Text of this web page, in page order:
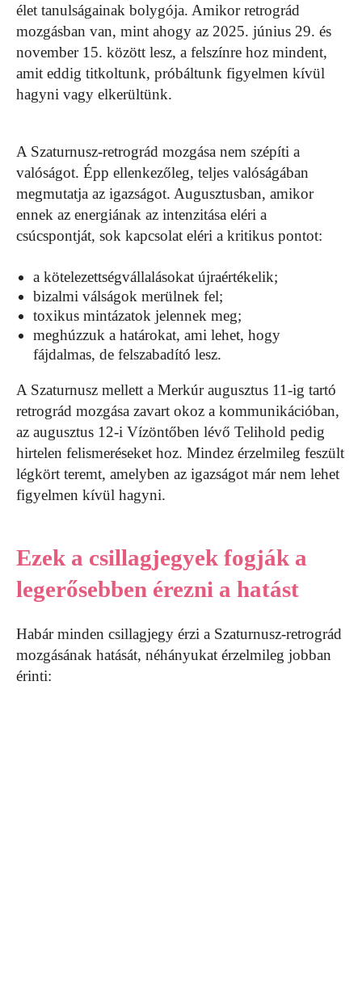
élet tanulságainak bolygója. Amikor retrográd
mozgásban van, mint ahogy az 2025. június 29. és
november 15. között lesz, a felszínre hoz mindent,
amit eddig titkoltunk, próbáltunk figyelmen kívül
hagyni vagy elkerültünk.
A Szaturnusz-retrográd mozgása nem szépíti a
valóságot. Épp ellenkezőleg, teljes valóságában
megmutatja az igazságot. Augusztusban, amikor
ennek az energiának az intenzitása eléri a
csúcspontját, sok kapcsolat eléri a kritikus pontot:
a kötelezettségvállalásokat újraértékelik;
bizalmi válságok merülnek fel;
toxikus mintázatok jelennek meg;
meghúzzuk a határokat, ami lehet, hogy
fájdalmas, de felszabadító lesz.
A Szaturnusz mellett a Merkúr augusztus 11-ig tartó
retrográd mozgása zavart okoz a kommunikációban,
az augusztus 12-i Vízöntőben lévő Telihold pedig
hirtelen felismeréseket hoz. Mindez érzelmileg feszült
légkört teremt, amelyben az igazságot már nem lehet
figyelmen kívül hagyni.
Ezek a csillagjegyek fogják a
legerősebben érezni a hatást
Habár minden csillagjegy érzi a Szaturnusz-retrográd
mozgásának hatását, néhányukat érzelmileg jobban
érinti: